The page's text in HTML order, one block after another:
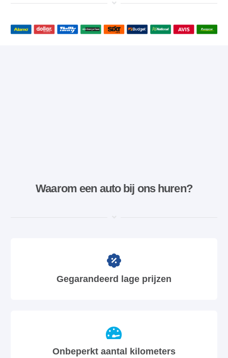
Waarom een ​​auto bij ons huren?
Gegarandeerd lage prijzen
Onbeperkt aantal kilometers